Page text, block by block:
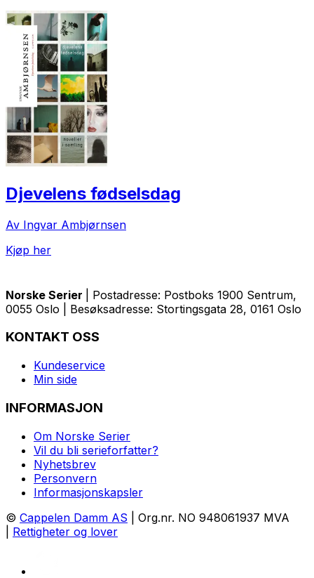
Djevelens fødselsdag
Av Ingvar Ambjørnsen
Kjøp her
Norske Serier
| Postadresse: Postboks 1900 Sentrum,
0055 Oslo | Besøksadresse: Stortingsgata 28, 0161 Oslo
KONTAKT OSS
Kundeservice
Min side
INFORMASJON
Om Norske Serier
Vil du bli serieforfatter?
Nyhetsbrev
Personvern
Informasjonskapsler
© Cappelen Damm AS | Org.nr. NO 948061937 MVA
Rettigheter og lover